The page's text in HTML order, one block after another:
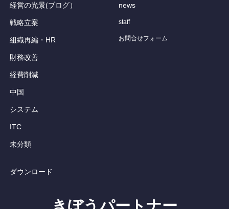
経営の光景(ブログ）
戦略立案
組織再編・HR
財務改善
経費削減
中国
システム
ITC
未分類
news
staff
お問合せフォーム
ダウンロード
きぼうパートナー